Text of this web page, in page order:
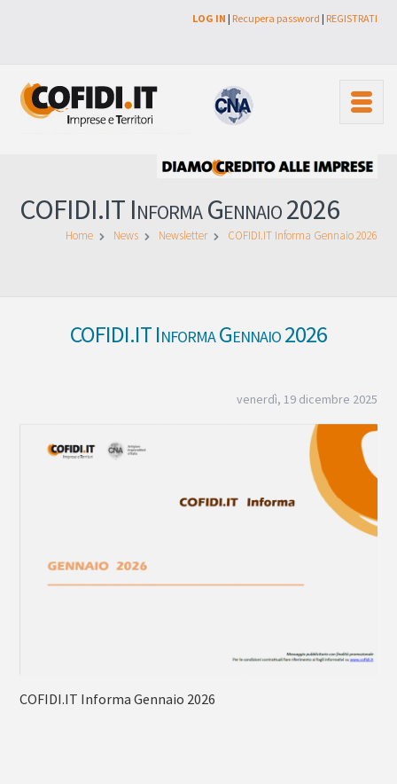
LOG IN | Recupera password | REGISTRATI
COFIDI.IT Informa Gennaio 2026
Home News Newsletter COFIDI.IT Informa Gennaio 2026
COFIDI.IT Informa Gennaio 2026
venerdì, 19 dicembre 2025
COFIDI.IT Informa Gennaio 2026